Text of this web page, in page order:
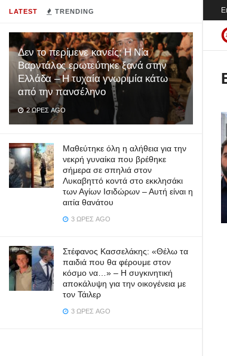
LATEST TRENDING
Δεν το περίμενε κανείς: Η Νία
Βαρντάλος ερωτεύτηκε ξανά στην
Ελλάδα – Η τυχαία γνωριμία κάτω
από την πανσέληνο
2 ΏΡΕΣ AGO
Μαθεύτηκε όλη η αλήθεια για την
νεκρή γυναίκα που βρέθηκε
σήμερα σε σπηλιά στον
Λυκαβηττό κοντά στο εκκλησάκι
των Αγίων Ισιδώρων – Αυτή είναι η
αιτία θανάτου
3 ΏΡΕΣ AGO
Στέφανος Κασσελάκης: «Θέλω τα
παιδιά που θα φέρουμε στον
κόσμο να…» – Η συγκινητική
αποκάλυψη για την οικογένεια με
τον Τάιλερ
3 ΏΡΕΣ AGO